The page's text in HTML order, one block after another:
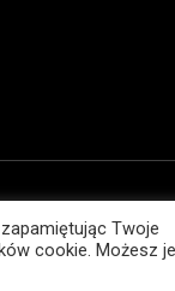
Twoje
cookie. Możesz